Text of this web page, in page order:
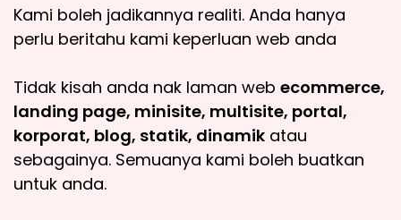
Kami boleh jadikannya realiti. Anda hanya
perlu beritahu kami keperluan web anda
Tidak kisah anda nak laman web ecommerce,
landing page, minisite, multisite, portal,
korporat, blog, statik, dinamik atau
sebagainya. Semuanya kami boleh buatkan
untuk anda.